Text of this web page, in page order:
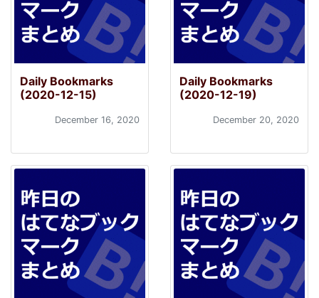
Daily Bookmarks
(2020-12-15)
December 16, 2020
Daily Bookmarks
(2020-12-19)
December 20, 2020